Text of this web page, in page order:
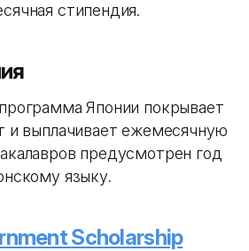
стипендия.
Японии покрывает
и выплачивает ежемесячную
предусмотрен год
языку.
Scholarship